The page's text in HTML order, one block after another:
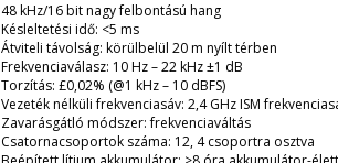
48 kHz/16 bit nagy felbontású hang
Késleltetési idő: <5 ms
Átviteli távolság: körülbelül 20 m nyílt térben
Frekvenciaválasz: 10 Hz – 22 kHz ±1 dB
Torzítás: £0,02% (@1 kHz – 10 dBFS)
Vezeték nélküli frekvenciasáv: 2,4 GHz ISM
Zavarásgátló módszer: frekvenciaváltás
Csatornacsoportok száma: 12, 4 csoportra osztva